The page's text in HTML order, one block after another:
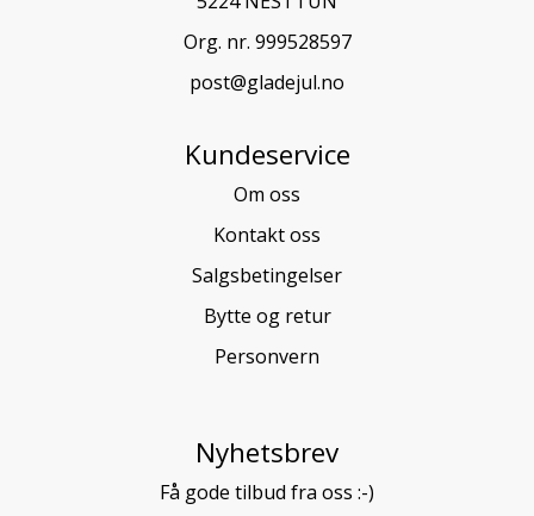
Org. nr. 999528597
post@gladejul.no
Kundeservice
Om oss
Kontakt oss
Salgsbetingelser
Bytte og retur
Personvern
Nyhetsbrev
Få gode tilbud fra oss :-)